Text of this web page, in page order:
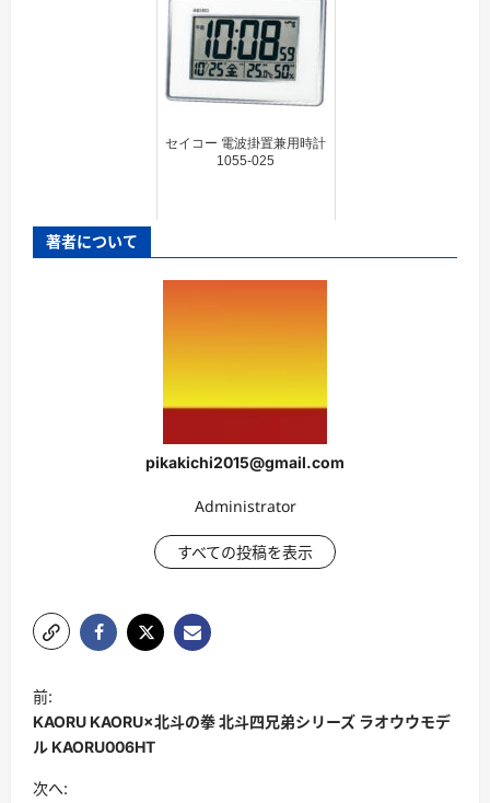
セイコー 電波掛置兼用時計
1055-025
著者について
pikakichi2015@gmail.com
Administrator
すべての投稿を表示
ポ
ス
ト
ナ
前:
KAORU KAORU×北斗の拳 北斗四兄弟シリーズ ラオウウモデ
ル KAORU006HT
次へ: